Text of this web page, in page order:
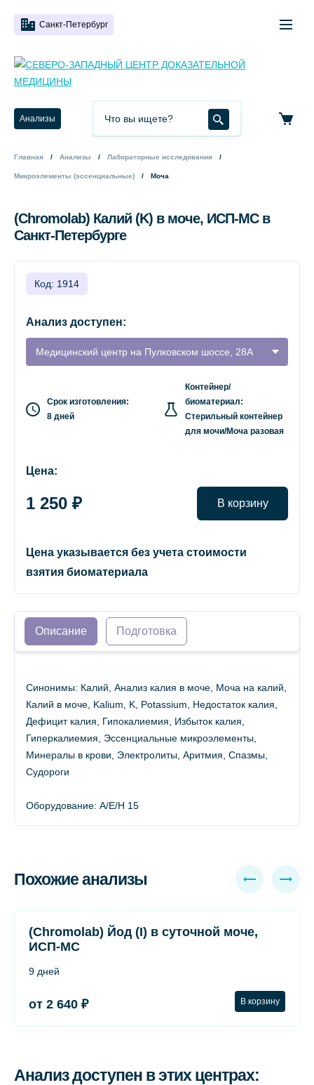
Санкт-Петербург
Анализы
Главная Анализы Лабораторные исследования
Микроэлементы (эссенциальные) Моча
(Chromolab) Калий (K) в моче, ИСП-МС в
Санкт-Петербурге
Код: 1914
Анализ доступен:
Медицинский центр на Пулковском шоссе, 28А
Срок изготовления:
8 дней
Контейнер/
биоматериал:
Стерильный контейнер
для мочи/Моча разовая
Цена:
1 250 ₽ В корзину
Цена указывается без учета стоимости
взятия биоматериала
Описание Подготовка
Синонимы: Калий, Анализ калия в моче, Моча на калий,
Калий в моче, Kalium, K, Potassium, Недостаток калия,
Дефицит калия, Гипокалиемия, Избыток калия,
Гиперкалиемия, Эссенциальные микроэлементы,
Минералы в крови, Электролиты, Аритмия, Спазмы,
Судороги
Оборудование: A/E/H 15
Похожие анализы
(Chromolab) Йод (I) в суточной моче,
ИСП-МС
9 дней
от 2 640 ₽ В корзину
Анализ доступен в этих центрах: